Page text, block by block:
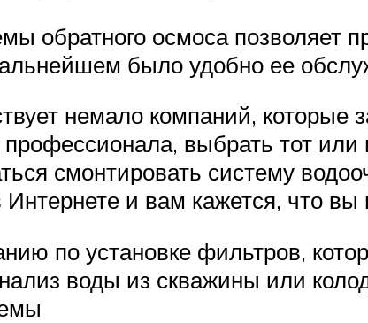
обратного осмоса позволяет
было удобно ее
немало компаний, которые
выбрать тот
смонтировать систему
Интернете и вам кажется, что
по установке фильтров,
воды из скважины или